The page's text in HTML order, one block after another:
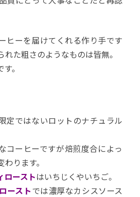
ヒーを届けてくれる作り手です
た粗さのようなものは皆無。
。
定ではないロットのナチュラル
コーヒーですが焙煎度合によっ
ります。
ローストはいちじくやいちご。
ーストでは濃厚なカシスソース